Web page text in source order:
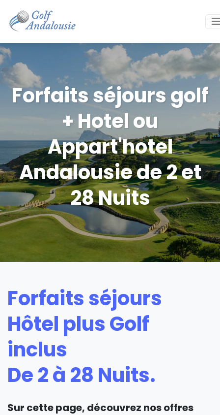
Forfaits séjours golf
+ Hotel ou
Appart'hotel
Andalousie de 2 et
28 Nuits
Forfaits séjours
Hôtel plus Golf
inclus
De 2 à 28 Nuits.
Sur cette page, découvrez nos offres